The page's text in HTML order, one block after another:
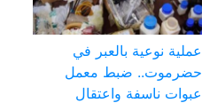
عملية نوعية بالعبر في
حضرموت.. ضبط معمل
عبوات ناسفة واعتقال